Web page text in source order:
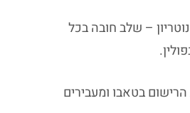
– שלב חובה בכל
בטאבו ומעבירים